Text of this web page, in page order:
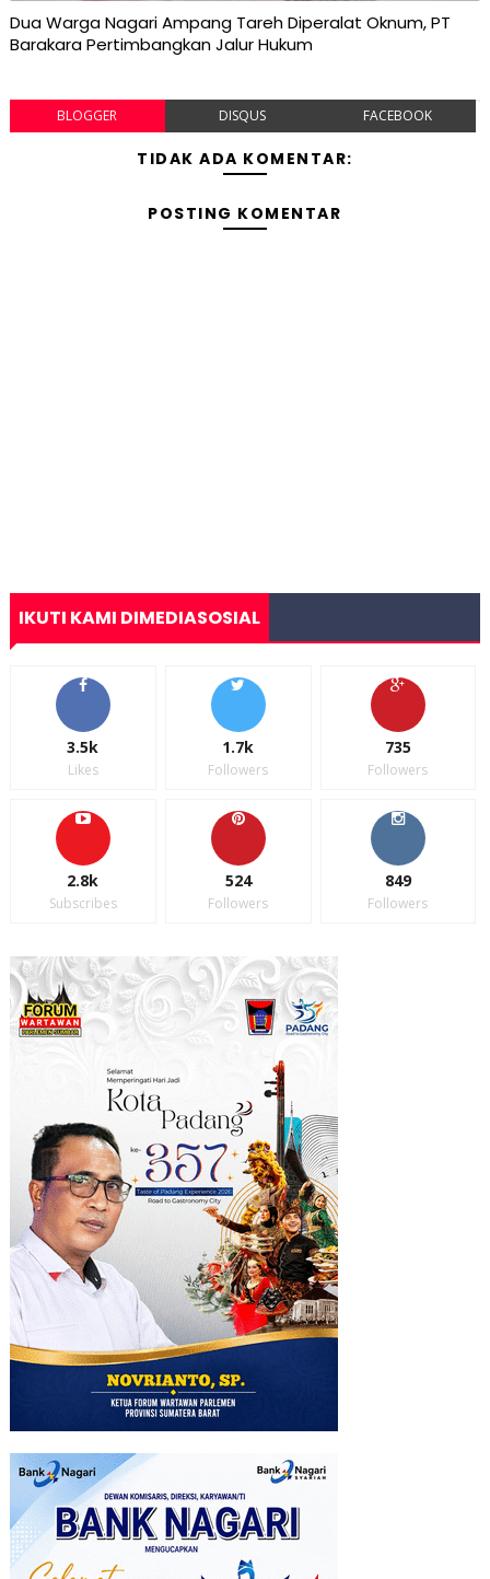
Dua Warga Nagari Ampang Tareh Diperalat Oknum, PT
Barakara Pertimbangkan Jalur Hukum
BLOGGER DISQUS FACEBOOK
TIDAK ADA KOMENTAR:
POSTING KOMENTAR
IKUTI KAMI DIMEDIASOSIAL
3.5k
Likes
1.7k
Followers
735
Followers
2.8k
Subscribes
524
Followers
849
Followers